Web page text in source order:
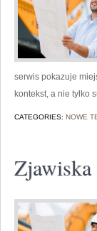
serwis pokazuje
kontekst, a nie tylko
CATEGORIES: NOWE
Zjawiska